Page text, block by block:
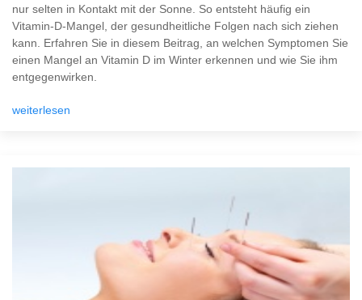
nur selten in Kontakt mit der Sonne. So entsteht häufig ein
Vitamin-D-Mangel, der gesundheitliche Folgen nach sich ziehen
kann. Erfahren Sie in diesem Beitrag, an welchen Symptomen Sie
einen Mangel an Vitamin D im Winter erkennen und wie Sie ihm
entgegenwirken.
weiterlesen